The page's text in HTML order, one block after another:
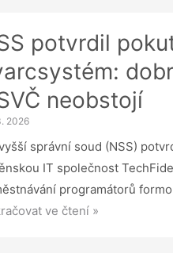
potvrdil
neobstojí
2026
správní soud (NSS)
IT společnost
programátorů
ve čtení »